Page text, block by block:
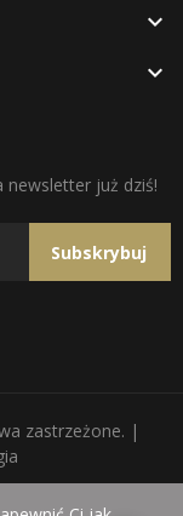


newsletter już dziś!
Subskrybuj
zastrzeżone. |